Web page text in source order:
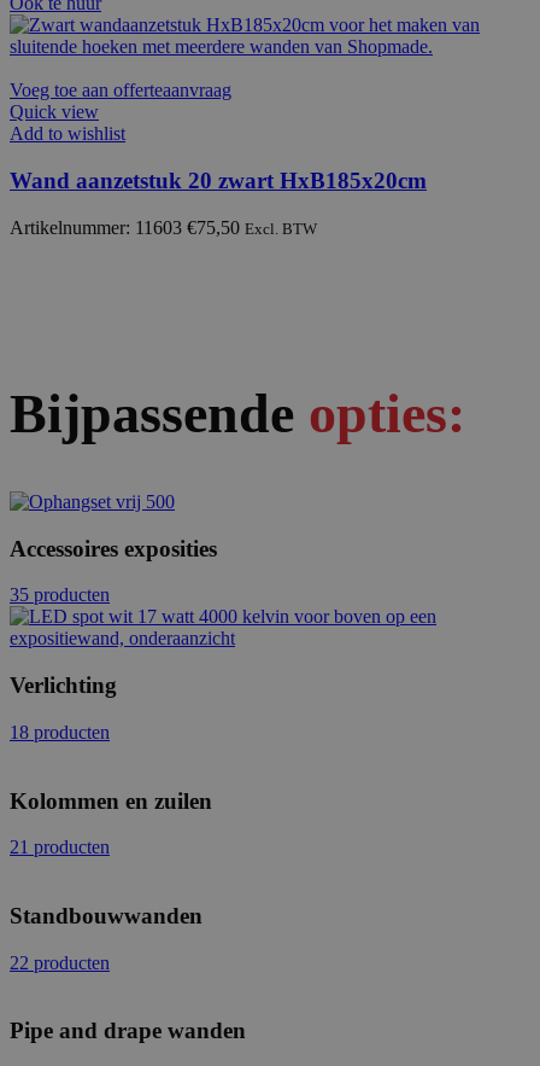
Voeg toe aan offerteaanvraag
Quick view
Add to wishlist
Wand aanzetstuk 20 zwart HxB185x20cm
Artikelnummer: 11603 €75,50 Excl. BTW
Bijpassende opties:
Accessoires exposities
35 producten
Verlichting
18 producten
Kolommen en zuilen
21 producten
Standbouwwanden
22 producten
Pipe and drape wanden